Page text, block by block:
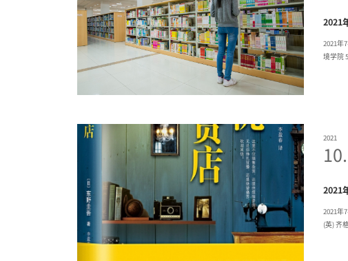
2021
2021年7—9月图书借阅读者排行
2021
2021
2021年7—9月社会科学图书